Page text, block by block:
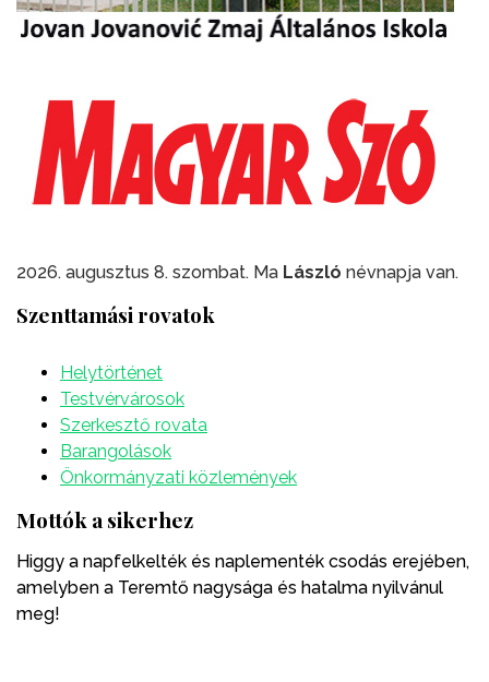
2026. augusztus 8. szombat. Ma László névnapja van.
Szenttamási rovatok
Helytörténet
Testvérvárosok
Szerkesztő rovata
Barangolások
Önkormányzati közlemények
Mottók a sikerhez
Higgy a napfelkelték és naplementék csodás erejében,
amelyben a Teremtő nagysága és hatalma nyilvánul
meg!